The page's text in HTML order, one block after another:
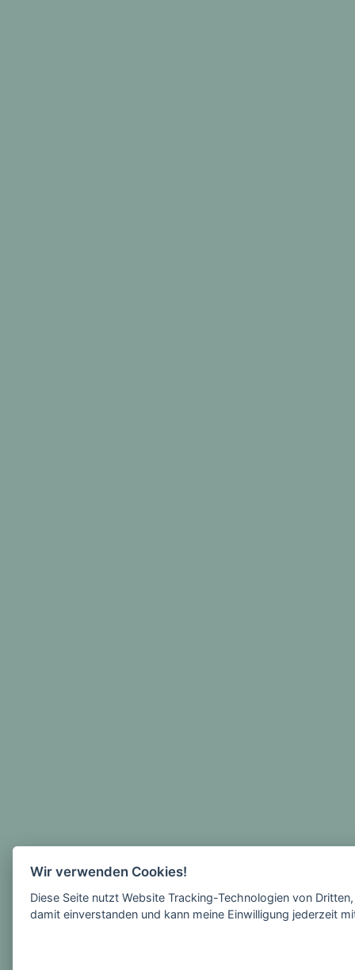
Wir verwenden Cookies!
Diese Seite nutzt Website Tracking-Technologien von
damit einverstanden und kann meine Einwilligung jederzeit